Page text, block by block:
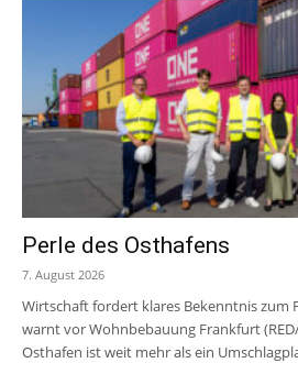
Perle des Osthafens
7. August 2026
Wirtschaft fordert klares Bekenntnis zum
warnt vor Wohnbebauung Frankfurt
Osthafen ist weit mehr als ein